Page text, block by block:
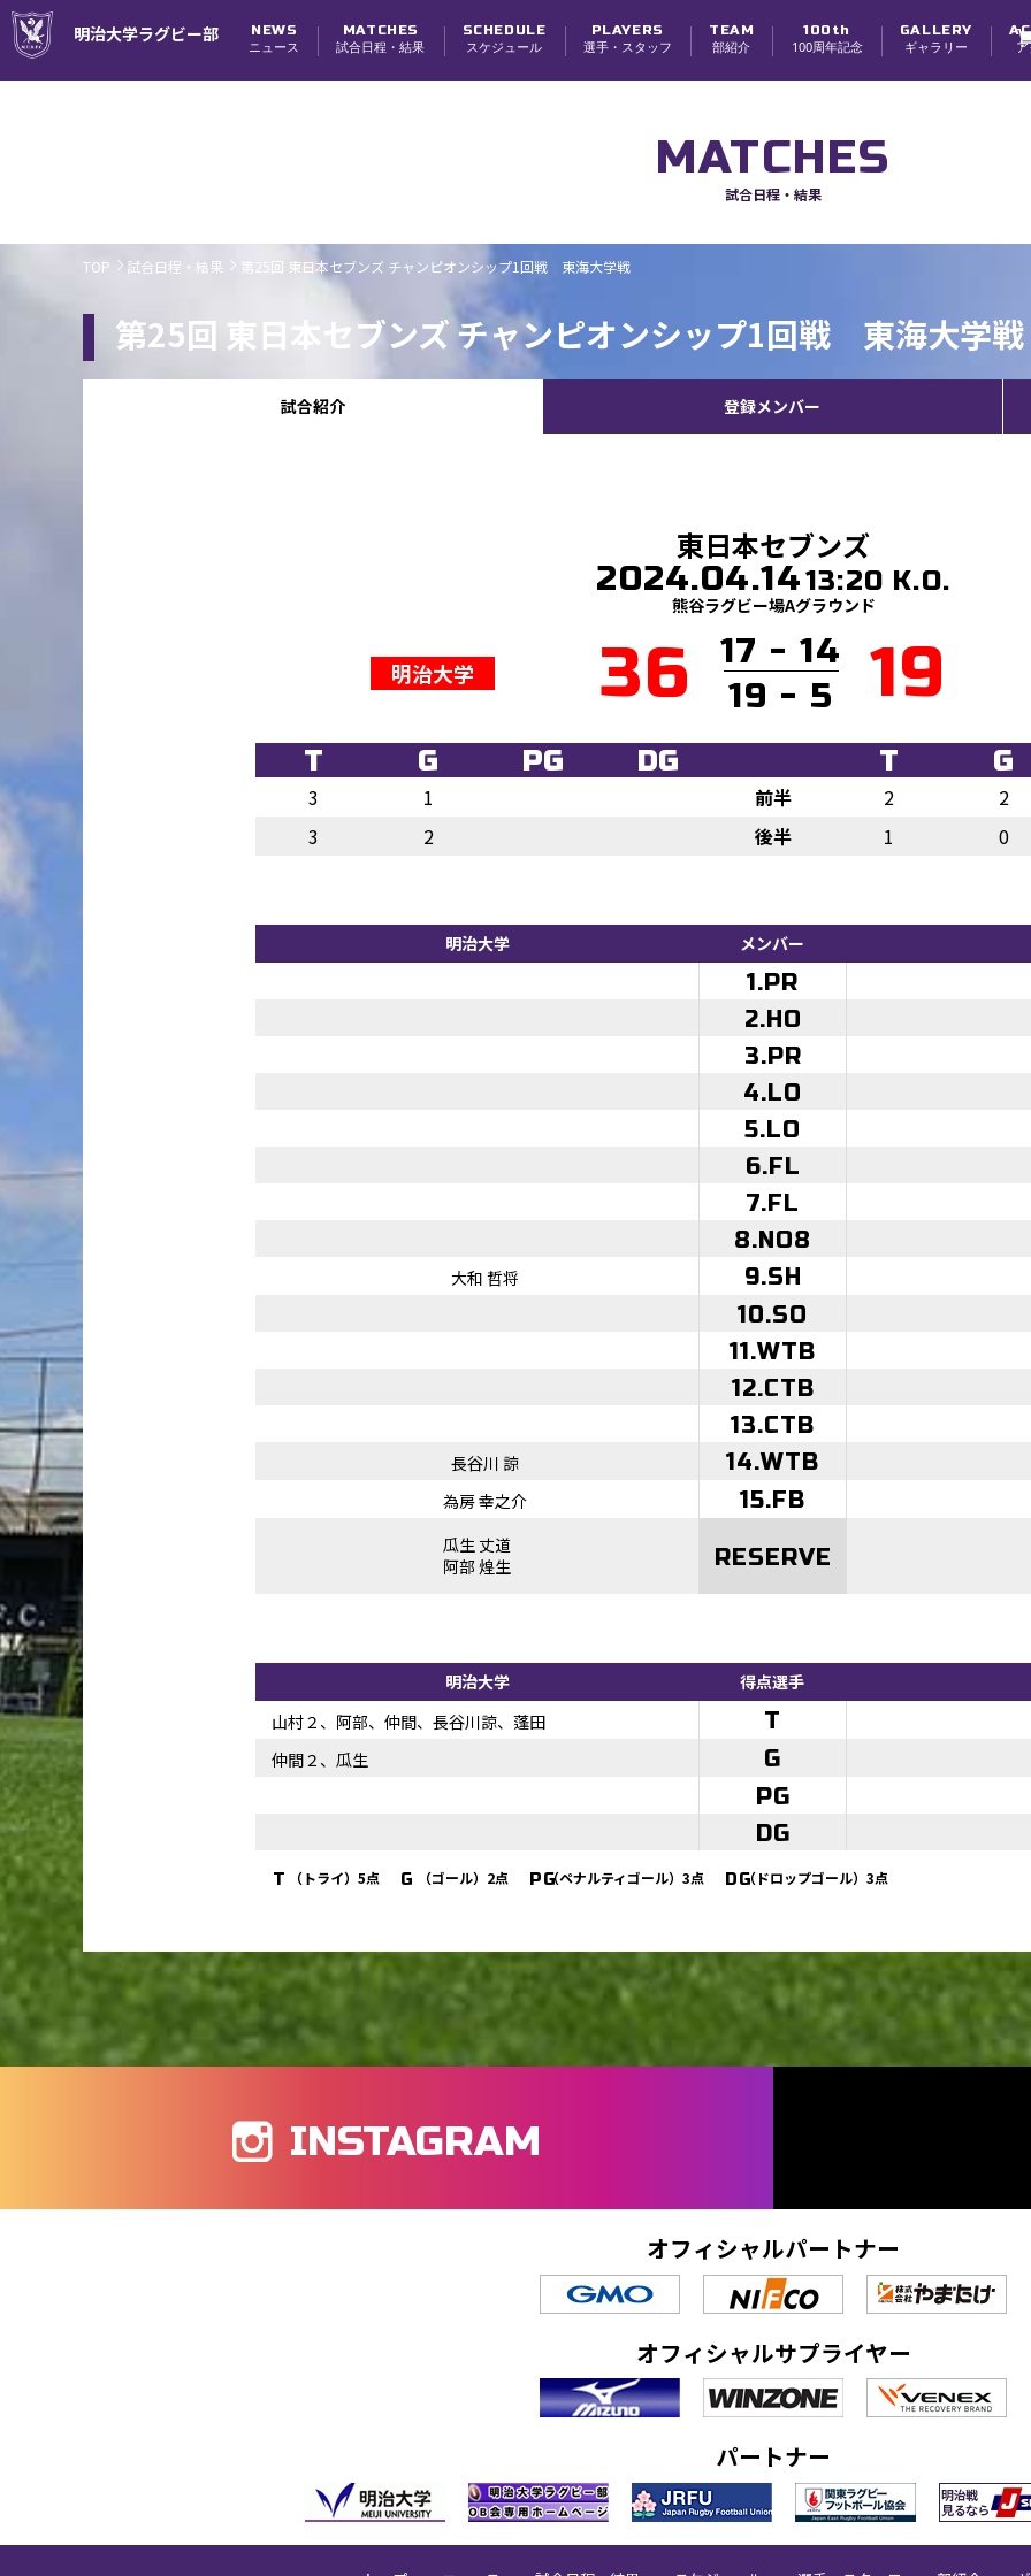
明治大学ラグビー部 NEWS
ニュース
MATCHES
試合日程・結果
SCHEDULE
スケジュール
PLAYERS
選手・スタッフ
TEAM
部紹介
100th
100周年記念
GALLERY
ギャラリー
MATCHES
試合日程・結果
TOP 試合日程・結果 第25回 東日本セブンズ チャンピオンシップ1回戦 東海大学戦
第25回 東日本セブンズ チャンピオンシップ1回戦 東海大学戦
試合紹介 登録メンバー
東日本セブンズ
2024.04.1413:20 K.O.
熊谷ラグビー場Aグラウンド
明治大学 36
17 - 14
19 - 5
19
T G PG DG T G
3 1 前半 2
2
3
2 後半 1 0
明治大学 メンバー
1.PR
2.HO
3.PR
4.LO
5.LO
6.FL
7.FL
8.NO8
大和 哲将
9.SH
10.SO
11.WTB
12.CTB
13.CTB
長谷川 諒 14.WTB
為房 幸之介 15.FB
瓜生 丈道
阿部 煌生
RESERVE
明治大学
得点選手
山村２、阿部、仲間、長谷川諒、蓬田
T
仲間２、瓜生
G
PG
DG
T （トライ）5点 G （ゴール）2点 PG（ペナルティゴール）3点 DG（ドロップゴール）3点
INSTAGRAM
オフィシャルパートナー
オフィシャルサプライヤー
パートナー